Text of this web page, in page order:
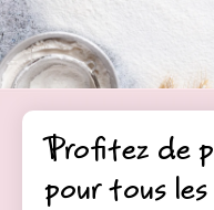
Profitez de
pour tous